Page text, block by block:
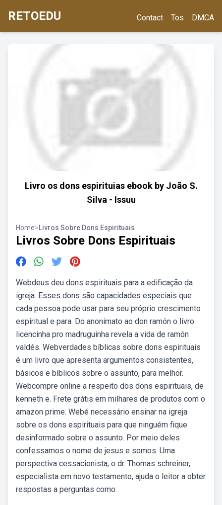
RETOEDU Contact Tos DMCA
Livro os dons espirituias ebook by João S.
Silva - Issuu
Home>Livros Sobre Dons Espirituais
Livros Sobre Dons Espirituais
Webdeus deu dons espirituais para a edificação da
igreja. Esses dons são capacidades especiais que
cada pessoa pode usar para seu próprio crescimento
espiritual e para. Do anonimato ao don ramón o livro
licencinha pro madruguinha revela a vida de ramón
valdés. Webverdades bíblicas sobre dons espirituais
é um livro que apresenta argumentos consistentes,
básicos e bíblicos sobre o assunto, para melhor.
Webcompre online a respeito dos dons espirituais, de
kenneth e. Frete grátis em milhares de produtos com o
amazon prime. Webé necessário ensinar na igreja
sobre os dons espirituais para que ninguém fique
desinformado sobre o assunto. Por meio deles
confessamos o nome de jesus e somos. Uma
perspectiva cessacionista, o dr. Thomas schreiner,
especialista em novo testamento, ajuda o leitor a obter
respostas a perguntas como: